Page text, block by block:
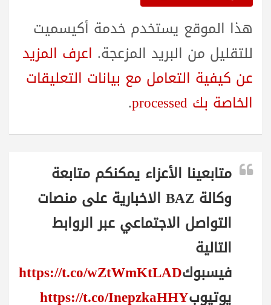
هذا الموقع يستخدم خدمة أكيسميت
للتقليل من البريد المزعجة. اعرف المزيد
عن كيفية التعامل مع بيانات التعليقات
الخاصة بك processed
.
متابعينا الأعزاء يمكنكم متابعة
وكالة BAZ الاخبارية على منصات
التواصل الاجتماعي عبر الروابط
التالية
فيسبوكhttps://t.co/wZtWmKtLAD
يوتيوبhttps://t.co/InepzkaHHY